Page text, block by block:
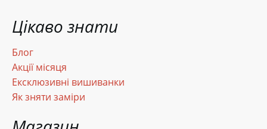
Цікаво знати
Блог
Акції місяця
Ексклюзивні вишиванки
Як зняти заміри